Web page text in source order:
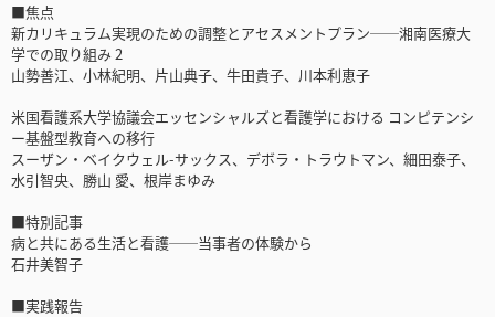
■焦点
新カリキュラム実現のための調整とアセスメントプラン──湘南医療大
学での取り組み 2
山勢善江、小林紀明、片山典子、牛田貴子、川本利恵子
米国看護系大学協議会エッセンシャルズと看護学における コンピテンシ
ー基盤型教育への移行
スーザン・ベイクウェル-サックス、デボラ・トラウトマン、細田泰子、
水引智央、勝山 愛、根岸まゆみ
■特別記事
病と共にある生活と看護──当事者の体験から
石井美智子
■実践報告